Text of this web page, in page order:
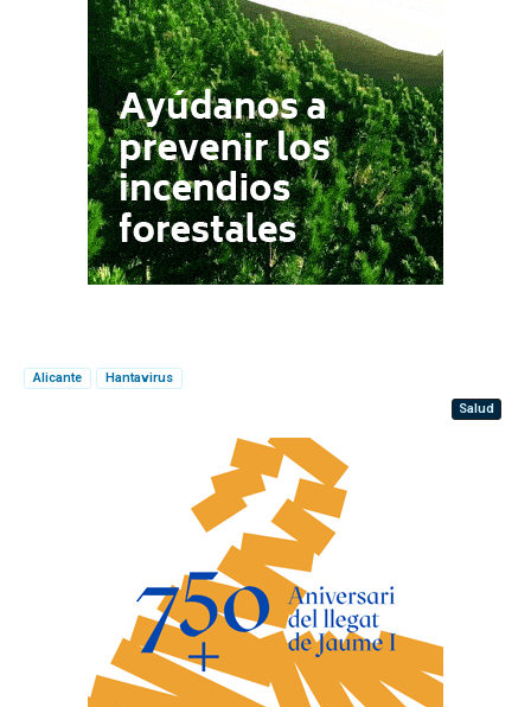
Alicante
Hantavirus
Salud